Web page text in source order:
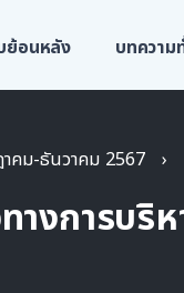
ย้อนหลัง บทความ
คม-ธันวาคม 2567 ›
างการบริ